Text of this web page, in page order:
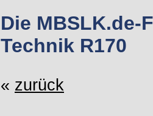
Die MBSLK.de-
Technik R170
« zurück